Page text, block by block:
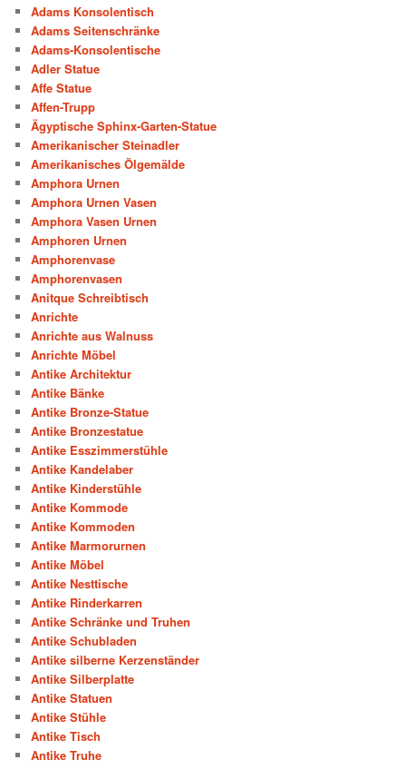
Adams Konsolentisch
Adams Seitenschränke
Adams-Konsolentische
Adler Statue
Affe Statue
Affen-Trupp
Ägyptische Sphinx-Garten-Statue
Amerikanischer Steinadler
Amerikanisches Ölgemälde
Amphora Urnen
Amphora Urnen Vasen
Amphora Vasen Urnen
Amphoren Urnen
Amphorenvase
Amphorenvasen
Anitque Schreibtisch
Anrichte
Anrichte aus Walnuss
Anrichte Möbel
Antike Architektur
Antike Bänke
Antike Bronze-Statue
Antike Bronzestatue
Antike Esszimmerstühle
Antike Kandelaber
Antike Kinderstühle
Antike Kommode
Antike Kommoden
Antike Marmorurnen
Antike Möbel
Antike Nesttische
Antike Rinderkarren
Antike Schränke und Truhen
Antike Schubladen
Antike silberne Kerzenständer
Antike Silberplatte
Antike Statuen
Antike Stühle
Antike Tisch
Antike Truhe